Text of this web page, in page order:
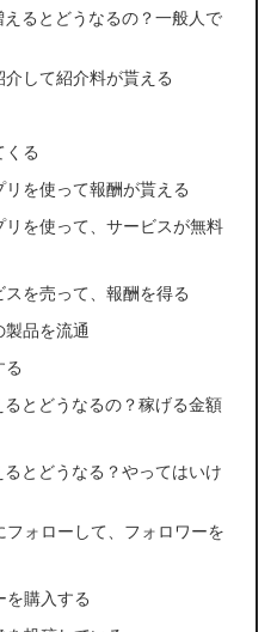
るとどうなるの？一般人で
して紹介料が貰える
くる
を使って報酬が貰える
を使って、サービスが無料
を売って、報酬を得る
製品を流通
る
とどうなるの？稼げる金額
とどうなる？やってはいけ
フォローして、フォロワーを
を購入する